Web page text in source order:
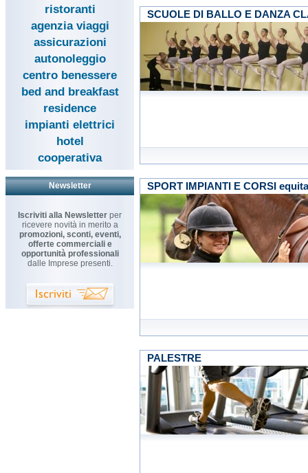
ristoranti
agenzia viaggi
assicurazioni
autonoleggio
centro benessere
bed and breakfast
residence
impianti elettrici
hotel
cooperativa
Newsletter
Iscriviti alla Newsletter per
ricevere novità in merito a
promozioni, sconti, eventi,
offerte commerciali e
opportunità professionali
dalle Imprese presenti.
SCUOLE DI BALLO E DANZA
SPORT IMPIANTI E CORSI
PALESTRE